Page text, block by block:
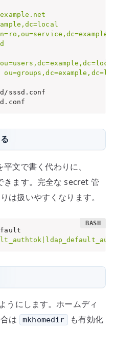
平文で書く代わりに、
きます。完全な secret 管
は扱いやすくなります。
うにします。ホームディ
は
mkhomedir
も有効化